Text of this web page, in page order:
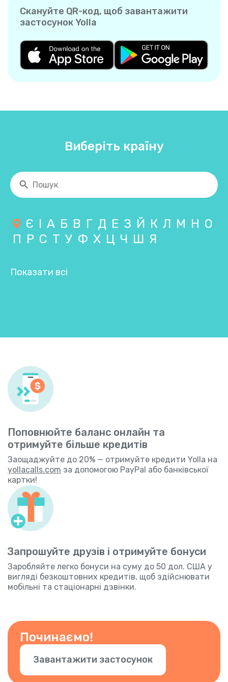
Скануйте QR-код, щоб завантажити
застосунок Yolla
Виберіть країну
Є І А Б В Г Д Е З Й К Л М Н О
П Р С Т У Ф Х Ц Ч Ш Я
Показати всі
Поповнюйте баланс онлайн та
отримуйте більше кредитів
Заощаджуйте до 20% — отримуйте кредити Yolla на
yollacalls.com за допомогою PayPal або банківської
картки!
Запрошуйте друзів і отримуйте бонуси
Заробляйте легко бонуси на суму до 50 дол. США у
вигляді безкоштовних кредитів, щоб здійснювати
мобільні та стаціонарні дзвінки.
Починаємо!
Завантажити застосунок